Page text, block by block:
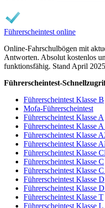
Führerscheintest online
Online-Fahrschulbögen mit
Antworten. Absolut kostenlos
funktionsfähig. Stand April
Führerscheintest-
Führerscheintest Klasse B
Mofa-Führerscheintest
Führerscheintest Klasse A
Führerscheintest Klasse
Führerscheintest Klasse
Führerscheintest Klasse
Führerscheintest Klasse
Führerscheintest Klasse C
Führerscheintest Klasse
Führerscheintest Klasse D
Führerscheintest Klasse
Führerscheintest Klasse T
Führerscheintest Klasse L